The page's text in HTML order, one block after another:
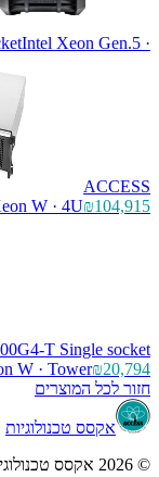
socketIntel
CPUXeon W · 4U
W3400G4-T
CPUXeon W · Tower
המוצרים
טכנולוגיות